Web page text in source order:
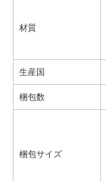
材質
生産国
梱包数
梱包サイズ